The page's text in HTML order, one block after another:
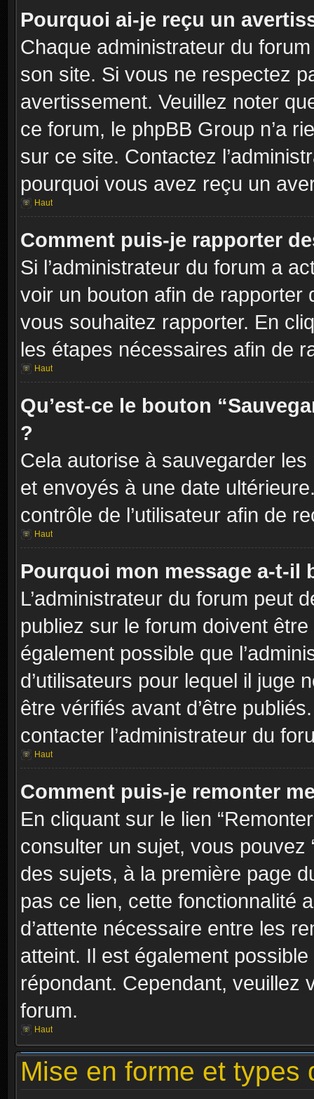
Pourquoi ai-je reçu un
Chaque administrateur du
son site. Si vous ne respectez
avertissement. Veuillez noter
ce forum, le phpBB Group n’a
sur ce site. Contactez
pourquoi vous avez reçu un
Haut
Comment puis-je rapporter
Si l’administrateur du forum a
voir un bouton afin de
vous souhaitez rapporter. En
les étapes nécessaires afin de
Haut
Qu’est-ce le bouton
?
Cela autorise à sauvegarder
et envoyés à une date
contrôle de l’utilisateur afin de
Haut
Pourquoi mon message a-t-il
L’administrateur du forum peut
publiez sur le forum doivent
également possible que
d’utilisateurs pour lequel il juge
être vérifiés avant d’être
contacter l’administrateur du
Haut
Comment puis-je remonter
En cliquant sur le lien
consulter un sujet, vous pouvez
des sujets, à la première page
pas ce lien, cette fonctionnalité
d’attente nécessaire entre les
atteint. Il est également
répondant. Cependant, veuillez
forum.
Haut
Mise en forme et types